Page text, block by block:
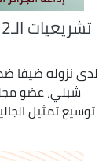
لدى نزوله ضيفا
شبلي، عضو